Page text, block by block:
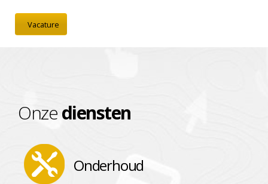
Vacature
Onzediensten
Onderhoud